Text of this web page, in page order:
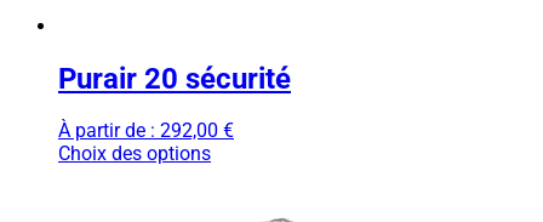
Purair 20 sécurité
À partir de : 292,00 €
Choix des options